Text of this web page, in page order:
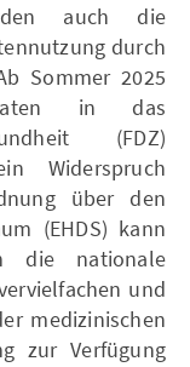
auch die
durch
Sommer 2025
in das
(FDZ)
Widerspruch
über den
(EHDS) kann
die nationale
und
medizinischen
zur Verfügung